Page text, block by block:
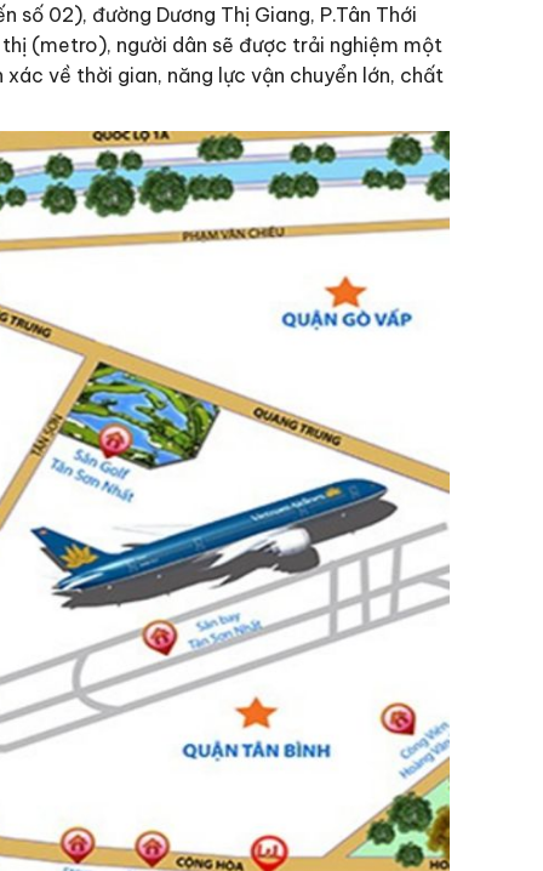
02), đường Dương Thị Giang, P.Tân Thới
(metro), người dân sẽ được trải nghiệm một
về thời gian, năng lực vận chuyển lớn, chất